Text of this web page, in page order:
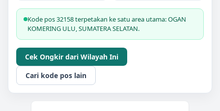
Kode pos 32158 terpetakan ke satu area utama: OGAN
KOMERING ULU, SUMATERA SELATAN.
Cek Ongkir dari Wilayah Ini
Cari kode pos lain